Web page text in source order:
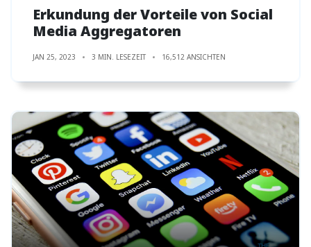
Erkundung der Vorteile von Social
Media Aggregatoren
JAN 25, 2023 3 MIN. LESEZEIT 16,512 ANSICHTEN